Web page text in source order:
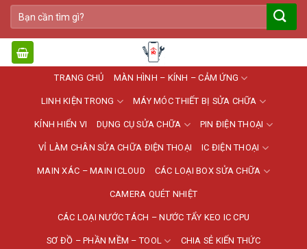
Bỏ
qua
nội
dung
Tìm
kiếm:
TRANG CHỦ MÀN HÌNH – KÍNH – CẢM ỨNG
LINH KIỆN TRONG MÁY MÓC THIẾT BỊ SỬA CHỮA
KÍNH HIỂN VI DỤNG CỤ SỬA CHỮA PIN ĐIỆN THOẠI
VỈ LÀM CHÂN SỬA CHỮA ĐIỆN THOẠI IC ĐIỆN THOẠI
MAIN XÁC – MAIN ICLOUD CÁC LOẠI BOX SỬA CHỮA
CAMERA QUÉT NHIỆT
CÁC LOẠI NƯỚC TÁCH – NƯỚC TẨY KEO IC CPU
SƠ ĐỒ – PHẦN MỀM – TOOL CHIA SẺ KIẾN THỨC